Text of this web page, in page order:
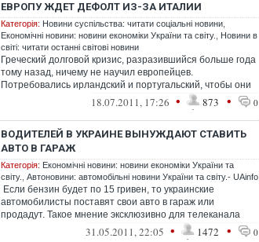
ЕВРОПУ ЖДЕТ ДЕФОЛТ ИЗ-ЗА ИТАЛИИ
Категорія: Новини суспільства: читати соціальні новини
Економічні новини: новини економіки України та світу.
Новини в
світі: читати останні світові новини
Греческий долговой кризис, разразившийся больше года
тому назад, ничему не научил европейцев.
Потребовались ирландский и португальский, чтобы они
18.07.2011, 17:26 • 873 • 0
ВОДИТЕЛЕЙ В УКРАИНЕ ВЫНУЖДАЮТ СТАВИТЬ
АВТО В ГАРАЖ
Категорія: Економічні новини: новини економіки України та
світу.
Автоновини: автомобільні новини України та світу.- UAinfo
Если бензин будет по 15 гривен, то украинские
автомобилисты поставят свои авто в гараж или
продадут. Такое мнение эксклюзивно для телеканала
31.05.2011, 22:05 • 1472 • 0